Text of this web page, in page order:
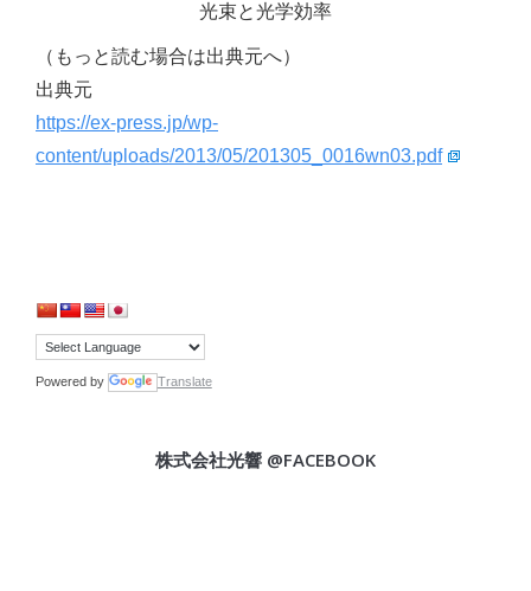
光束と光学効率
（もっと読む場合は出典元へ）
出典元
https://ex-press.jp/wp-
content/uploads/2013/05/201305_0016wn03.pdf
Powered by Translate
株式会社光響 @FACEBOOK